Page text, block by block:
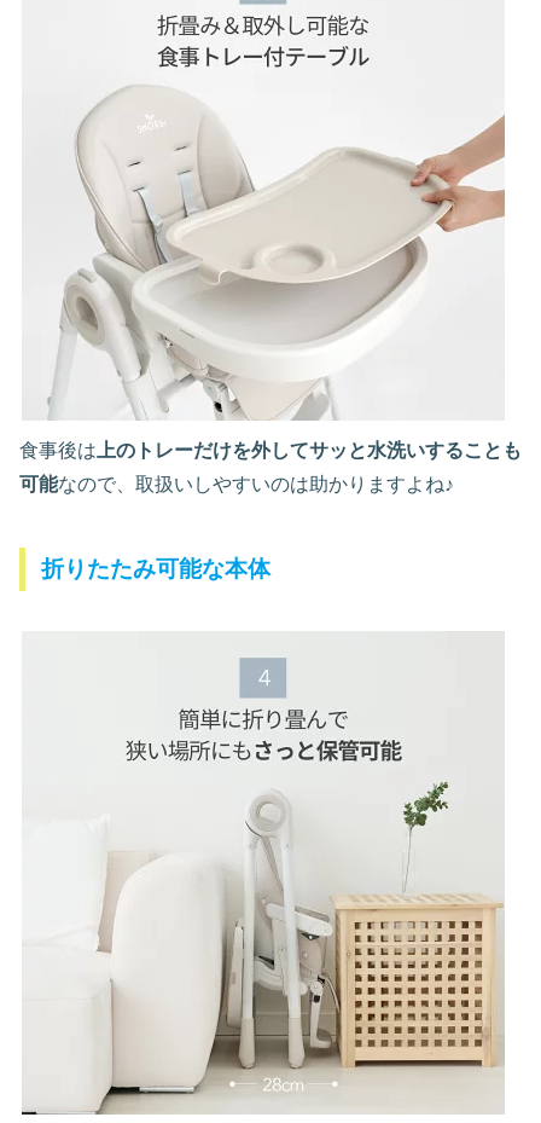
食事後は 上のトレーだけを外してサッと水洗いすることも
可能なので、取扱いしやすいのは助かりますよね♪
折りたたみ可能な本体